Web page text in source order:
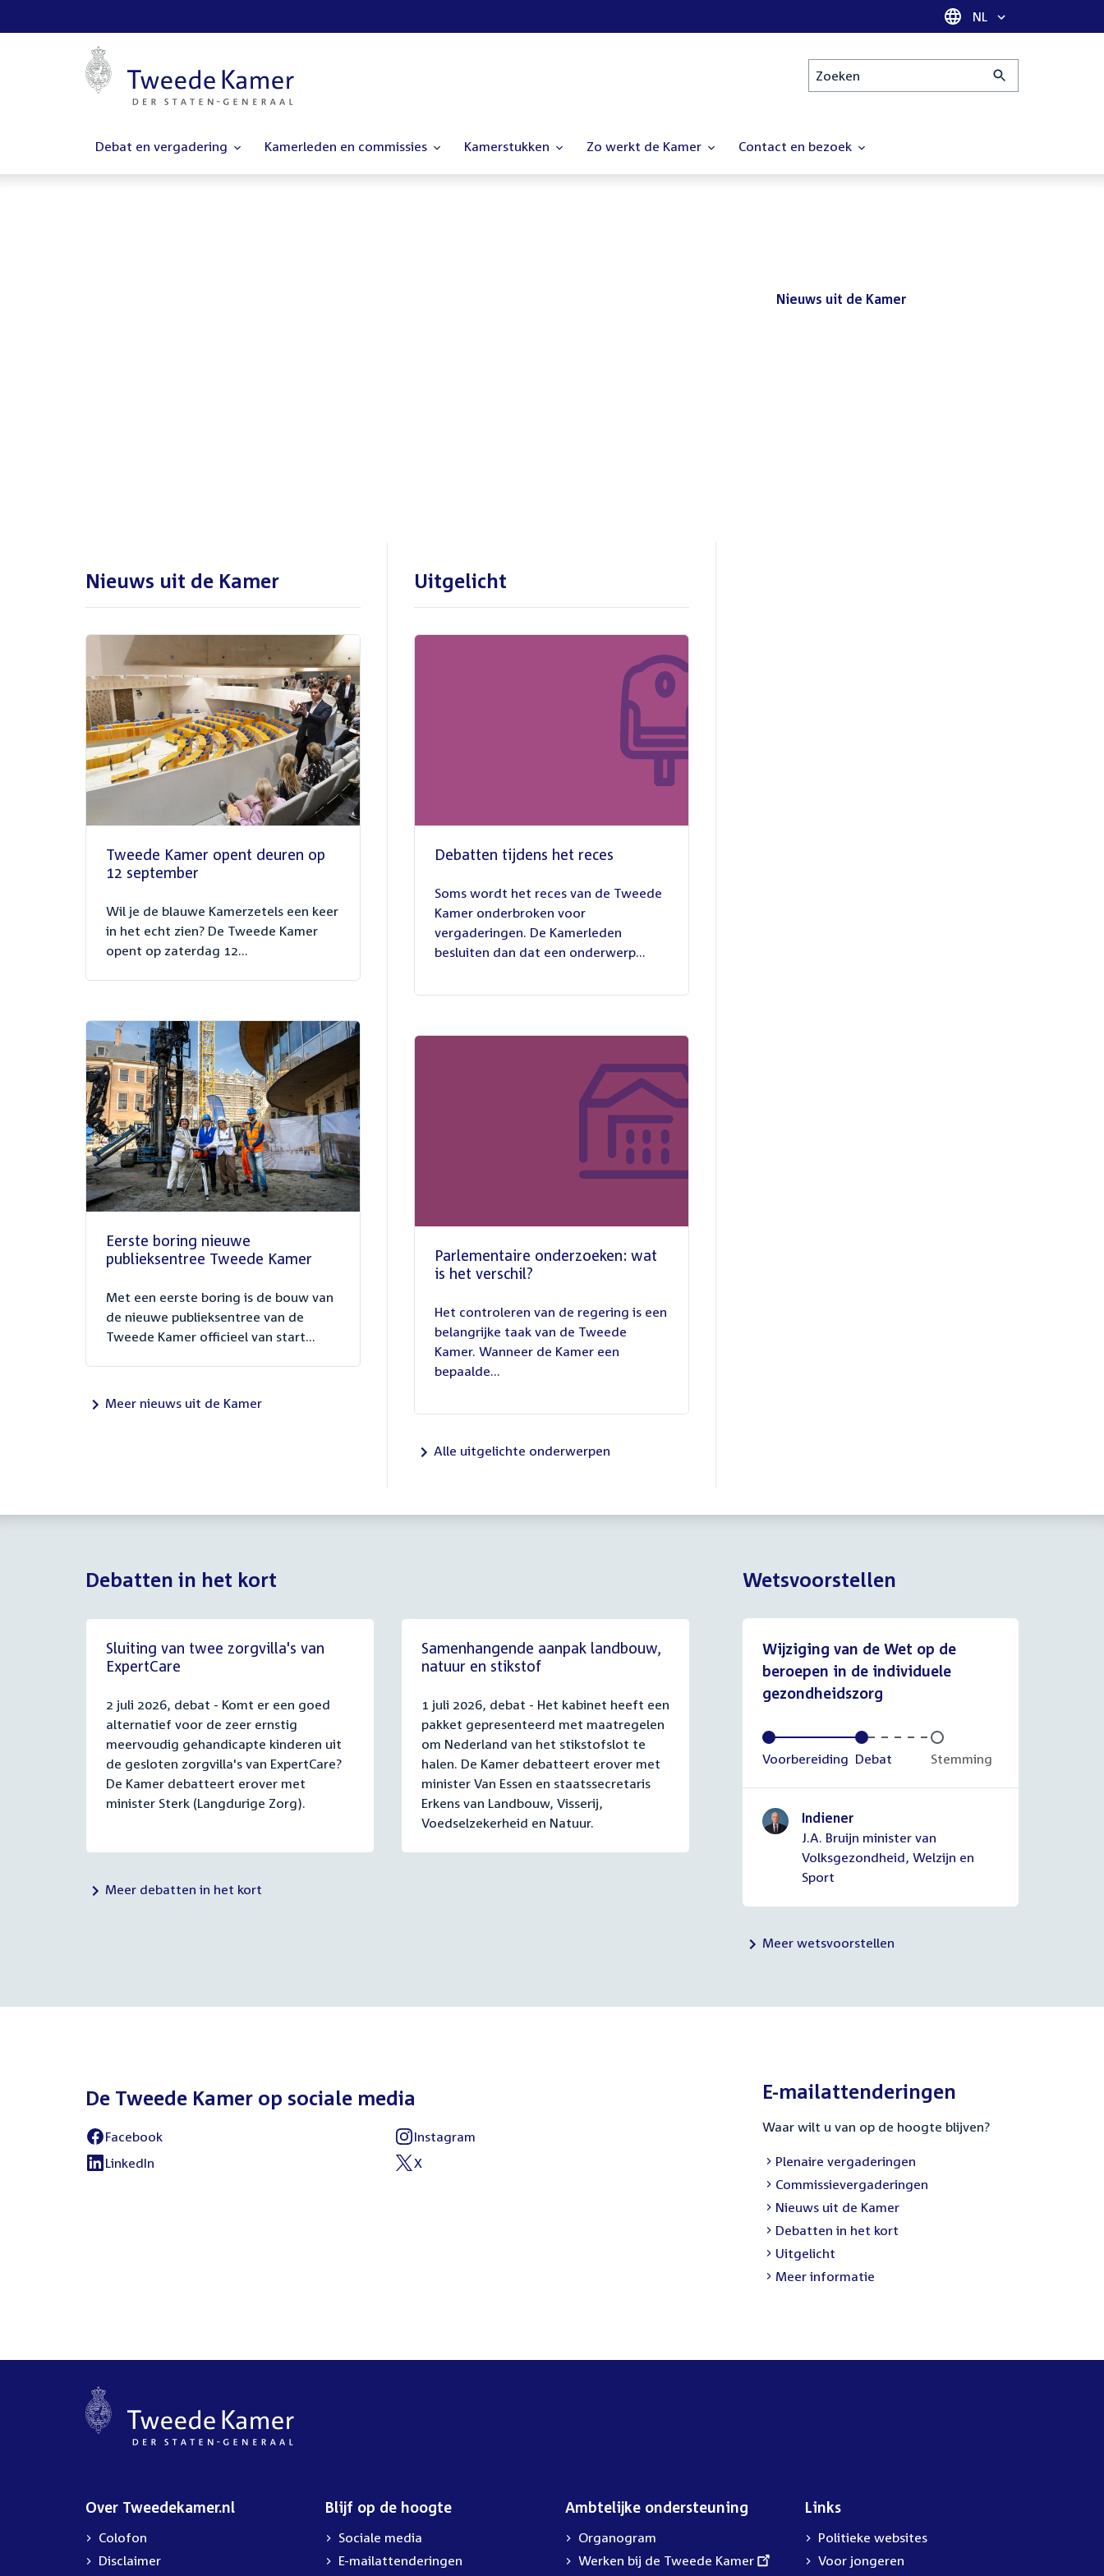
Taal selectie
NL
Zoeken
Debat en vergadering Kamerleden en commissies Kamerstukken Zo werkt de Kamer Contact en bezoek
Nieuws uit de Kamer
Nieuws uit de Kamer
Tweede Kamer opent deuren op
12 september
Wil je de blauwe Kamerzetels een keer
in het echt zien? De Tweede Kamer
opent op zaterdag 12...
Eerste boring nieuwe
publieksentree Tweede Kamer
Met een eerste boring is de bouw van
de nieuwe publieksentree van de
Tweede Kamer officieel van start...
Meer nieuws uit de Kamer
Uitgelicht
Debatten tijdens het reces
juli
2026
Soms wordt het reces van de Tweede
Kamer onderbroken voor
vergaderingen. De Kamerleden
besluiten dan dat een onderwerp...
Parlementaire onderzoeken: wat
is het verschil?
juli
2026
Het controleren van de regering is een
belangrijke taak van de Tweede
Kamer. Wanneer de Kamer een
bepaalde...
Alle uitgelichte onderwerpen
Debatten in het kort
Sluiting van twee zorgvilla's van
ExpertCare
2 juli 2026, debat - Komt er een goed
alternatief voor de zeer ernstig
meervoudig gehandicapte kinderen uit
de gesloten zorgvilla's van ExpertCare?
De Kamer debatteert erover met
minister Sterk (Langdurige Zorg).
Samenhangende aanpak landbouw,
natuur en stikstof
1 juli 2026, debat - Het kabinet heeft een
pakket gepresenteerd met maatregelen
om Nederland van het stikstofslot te
halen. De Kamer debatteert erover met
minister Van Essen en staatssecretaris
Erkens van Landbouw, Visserij,
Voedselzekerheid en Natuur.
Meer debatten in het kort
Wetsvoorstellen
Wijziging van de Wet op de
beroepen in de individuele
gezondheidszorg
Voltooid:
Voorbereiding Voltooid:
Debat Onvoltooid:
Stemming
Indiener
J.A. Bruijn minister van
Volksgezondheid, Welzijn en
Sport
Meer wetsvoorstellen
De Tweede Kamer op sociale media
External
link:
Facebook
External
link:
Instagram
External
LinkedIn
External
X
E-mailattenderingen
Waar wilt u van op de hoogte blijven?
External
link:
Plenaire vergaderingen
External
link:
Commissievergaderingen
External
link:
Nieuws uit de Kamer
External
link:
Debatten in het kort
External
link:
Uitgelicht
Meer informatie
Over Tweedekamer.nl
Colofon
Disclaimer
Blijf op de hoogte
Sociale media
E-mailattenderingen
Ambtelijke ondersteuning
Organogram
External
Werken bij de Tweede Kamer
Links
Politieke websites
Voor jongeren